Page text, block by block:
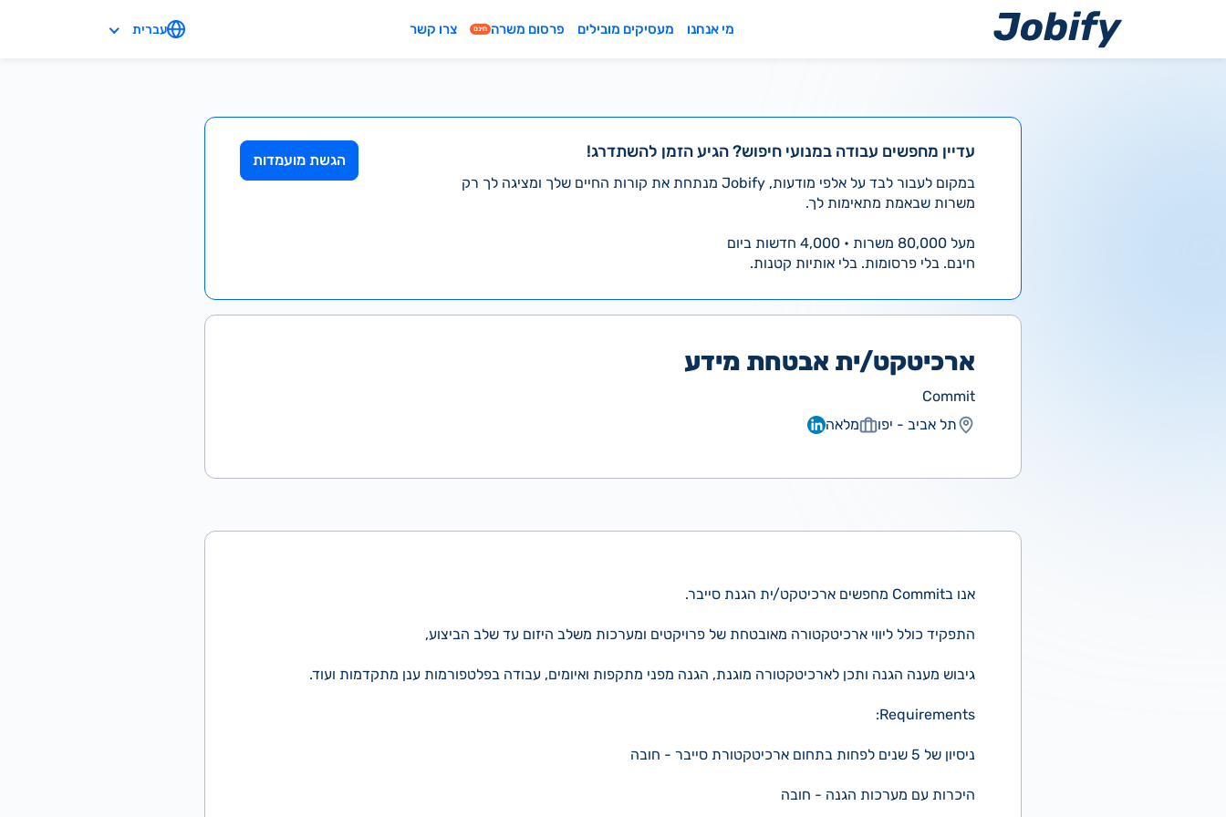
מי אנחנו מעסיקים מובילים פרסום משרה חינם צרו קשר עברית
עדיין מחפשים עבודה במנועי חיפוש? הגיע הזמן להשתדרג!
במקום לעבור לבד על אלפי מודעות, Jobify מנתחת את קורות החיים שלך ומציגה לך רק
משרות שבאמת מתאימות לך.
מעל 80,000 משרות • 4,000 חדשות ביום
חינם. בלי פרסומות. בלי אותיות קטנות.
הגשת מועמדות
ארכיטקט/ית אבטחת מידע
Commit
תל אביב - יפו
מלאה
אנו בCommit מחפשים ארכיטקט/ית הגנת סייבר.
התפקיד כולל ליווי ארכיטקטורה מאובטחת של פרויקטים ומערכות משלב היזום עד שלב הביצוע,
גיבוש מענה הגנה ותכן לארכיטקטורה מוגנת, הגנה מפני מתקפות ואיומים, עבודה בפלטפורמות ענן מתקדמות ועוד.
Requirements:
ניסיון של 5 שנים לפחות בתחום ארכיטקטורת סייבר - חובה
היכרות עם מערכות הגנה - חובה